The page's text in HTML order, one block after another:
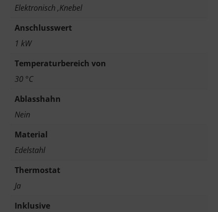
Elektronisch ,Knebel
Anschlusswert
1 kW
Temperaturbereich von
30 °C
Ablasshahn
Nein
Material
Edelstahl
Thermostat
Ja
Inklusive